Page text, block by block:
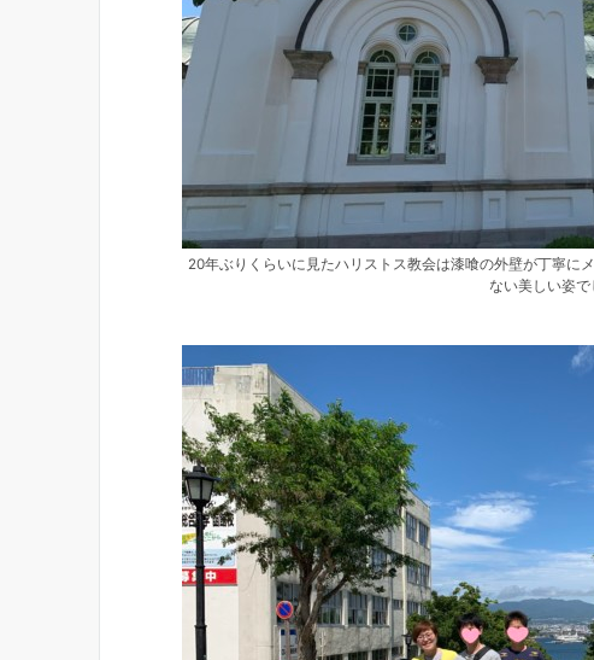
20年ぶりくらいに見たハリストス教会は漆喰の外壁が丁寧に
ない美しい姿で